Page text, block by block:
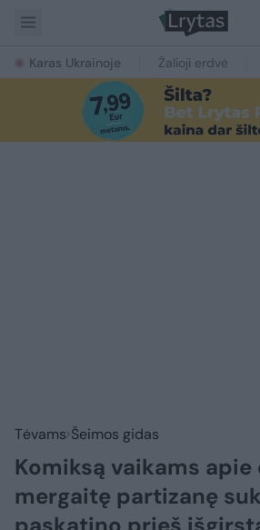
Karas Ukrainoje Žalioji erdvė
Tėvams Šeimos gidas
Komiksą vaikams apie
mergaitę partizanę